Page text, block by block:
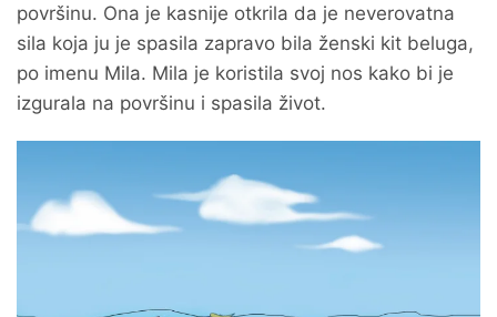
površinu. Ona je kasnije otkrila da je neverovatna
sila koja ju je spasila zapravo bila ženski kit beluga,
po imenu Mila. Mila je koristila svoj nos kako bi je
izgurala na površinu i spasila život.